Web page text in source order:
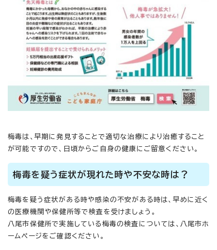
梅毒は、早期に発見することで適切な治療により治癒すること
が可能ですので、日頃からご自身の健康にご留意ください。
梅毒を疑う症状が現れた時や不安な時は？
梅毒を疑う症状がある時や感染の不安がある時は、早めに近く
の医療機関や保健所等で検査を受けましょう。
八尾市保健所で実施している梅毒の検査については、八尾市ホ
ームページをご確認ください。